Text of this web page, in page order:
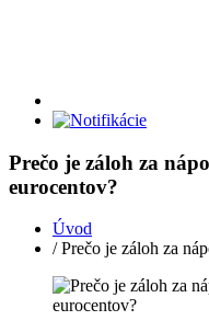
Prečo je záloh za
eurocentov?
Úvod
/ Prečo je záloh za